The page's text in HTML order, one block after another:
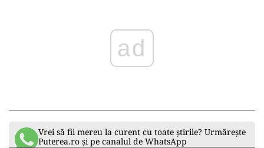
ad
Vrei să fii mereu la curent cu toate știrile? Urmărește
Puterea.ro și pe canalul de WhatsApp